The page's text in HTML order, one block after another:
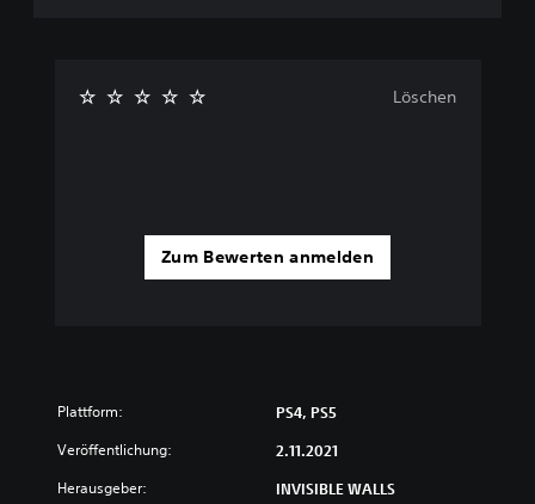
Zum Bewerten anmelden
Löschen
Plattform: PS4, PS5
Veröffentlichung: 2.11.2021
Herausgeber: INVISIBLE WALLS